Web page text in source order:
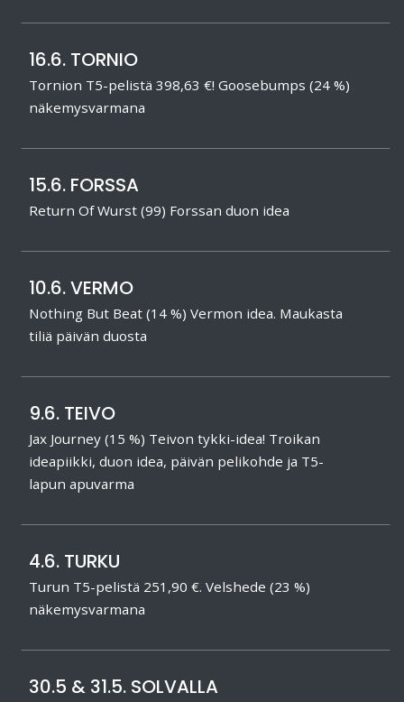
16.6. TORNIO
Tornion T5-pelistä 398,63 €! Goosebumps (24 %)
näkemysvarmana
15.6. FORSSA
Return Of Wurst (99) Forssan duon idea
10.6. VERMO
Nothing But Beat (14 %) Vermon idea. Maukasta
tiliä päivän duosta
9.6. TEIVO
Jax Journey (15 %) Teivon tykki-idea! Troikan
ideapiikki, duon idea, päivän pelikohde ja T5-
lapun apuvarma
4.6. TURKU
Turun T5-pelistä 251,90 €. Velshede (23 %)
näkemysvarmana
30.5 & 31.5. SOLVALLA